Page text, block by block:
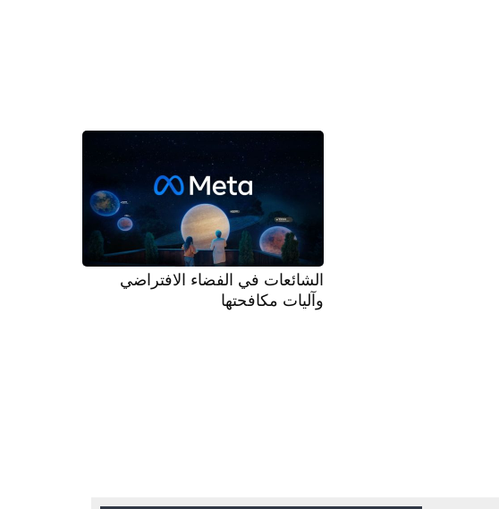
الشائعات في الفضاء الافتراضي
وآليات مكافحتها